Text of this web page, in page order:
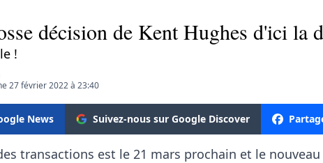
décision de Kent Hughes d'ici la
!
27 février 2022 à 23:40
News Suivez-nous sur Google Discover
transactions est le 21 mars prochain et le nouveau